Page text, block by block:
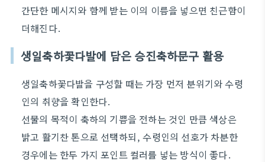
간단한 메시지와 함께 받는 이의 이름을 넣으면 친근함이
더해진다.
생일축하꽃다발에 담은 승진축하문구 활용
생일축하꽃다발을 구성할 때는 가장 먼저 분위기와 수령
인의 취향을 확인한다.
선물의 목적이 축하의 기쁨을 전하는 것인 만큼 색상은
밝고 활기찬 톤으로 선택하되, 수령인의 선호가 차분한
경우에는 한두 가지 포인트 컬러를 넣는 방식이 좋다.